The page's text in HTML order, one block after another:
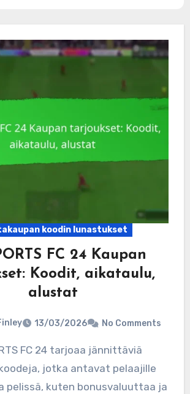
koodin lunastukset
FC 24 Kaupan
Koodit, aikataulu,
alustat
13/03/2026 No Comments
jotka antavat pelaajille
pelissä, kuten bonusvaluuttaa ja